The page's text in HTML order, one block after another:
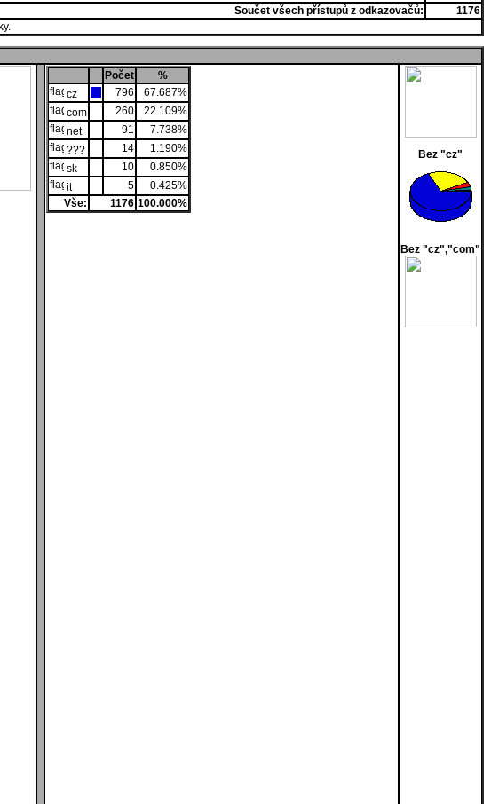
Součet všech přístupů z odkazovačů:
1176
Počet
%
cz
796
67.687%
com
260
22.109%
net
91
7.738%
???
14
1.190%
sk
10
0.850%
it
5
0.425%
Vše:
1176 100.000%
Bez "cz"
Bez "cz","com"